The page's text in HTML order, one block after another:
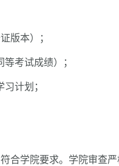
版本）；
考试成绩）；
计划；
学院要求。学院审查严